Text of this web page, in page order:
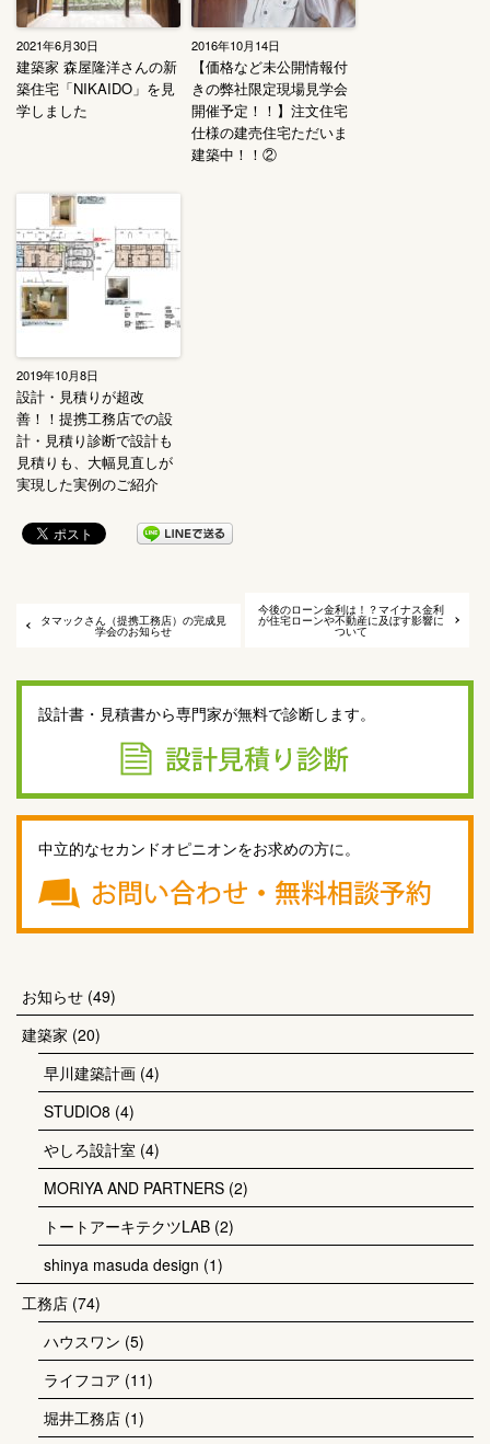
2021年6月30日
建築家 森屋隆洋さんの新
築住宅「NIKAIDO」を見
学しました
2016年10月14日
【価格など未公開情報付
きの弊社限定現場見学会
開催予定！！】注文住宅
仕様の建売住宅ただいま
建築中！！②
2019年10月8日
設計・見積りが超改
善！！提携工務店での設
計・見積り診断で設計も
見積りも、大幅見直しが
実現した実例のご紹介
タマックさん（提携工務店）の完成見
学会のお知らせ
今後のローン金利は！？マイナス金利
が住宅ローンや不動産に及ぼす影響に
ついて
設計書・見積書から専門家が無料で診断します。
中立的なセカンドオピニオンをお求めの方に。
お知らせ (49)
建築家 (20)
早川建築計画 (4)
STUDIO8 (4)
やしろ設計室 (4)
MORIYA AND PARTNERS (2)
トートアーキテクツLAB (2)
shinya masuda design (1)
工務店 (74)
ハウスワン (5)
ライフコア (11)
堀井工務店 (1)